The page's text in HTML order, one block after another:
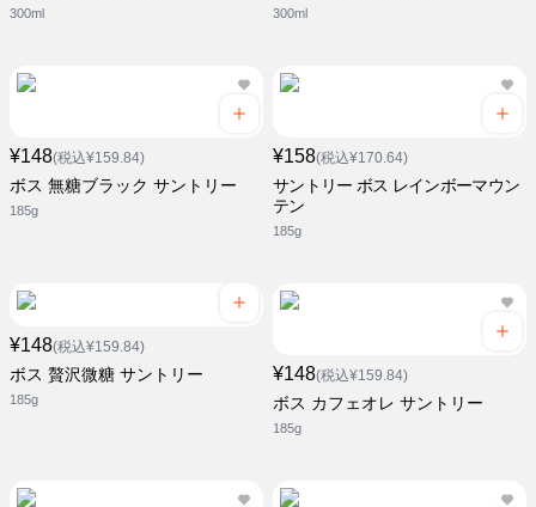
300ml 300ml
¥148(税込¥159.84)
ボス 無糖ブラック サントリー
185g
¥158(税込¥170.64)
サントリー ボス レインボーマウン
テン
185g
¥148(税込¥159.84)
ボス 贅沢微糖 サントリー
185g
¥148(税込¥159.84)
ボス カフェオレ サントリー
185g